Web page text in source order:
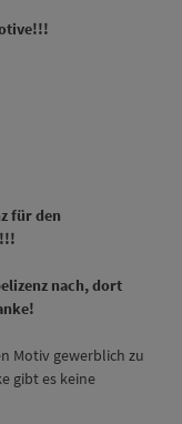
für den
nach, dort
Motiv gewerblich zu
gibt es keine